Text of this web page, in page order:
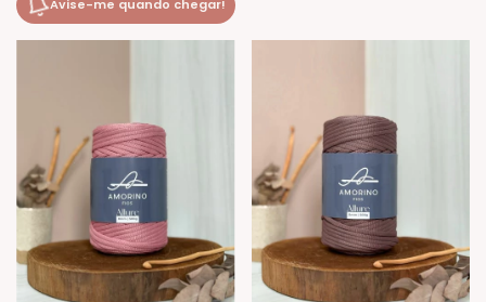
Avise-me quando chegar!